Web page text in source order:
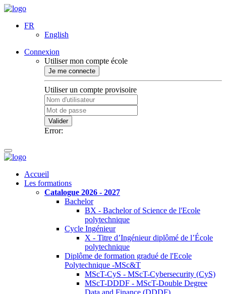
FR
English
Connexion
Utiliser mon compte école
Je me connecte
Utiliser un compte provisoire
Valider
Error:
Accueil
Les formations
Catalogue 2026 - 2027
Bachelor
BX - Bachelor of Science de l'Ecole
polytechnique
Cycle Ingénieur
X - Titre d’Ingénieur diplômé de l’École
polytechnique
Diplôme de formation gradué de l'Ecole
Polytechnique -MSc&T
MScT-CyS - MScT-Cybersecurity (CyS)
MScT-DDDF - MScT-Double Degree
Data and Finance (DDDF)